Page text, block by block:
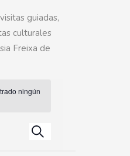
guiadas,
culturales
Freixa de
ningún
Navegación
de